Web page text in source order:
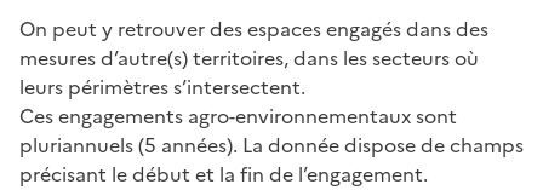
On peut y retrouver des espaces engagés dans des
mesures d’autre(s) territoires, dans les secteurs où
leurs périmètres s’intersectent.
Ces engagements agro-environnementaux sont
pluriannuels (5 années). La donnée dispose de champs
précisant le début et la fin de l’engagement.